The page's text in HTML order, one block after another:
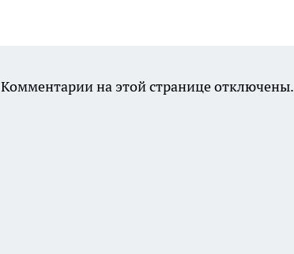
Комментарии на этой странице отключены.